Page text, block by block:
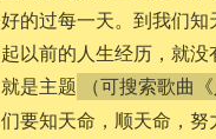
好的过每一天。到我们
起以前的人生经历，就
就是主题
（可搜索歌曲
们要知天命，顺天命，